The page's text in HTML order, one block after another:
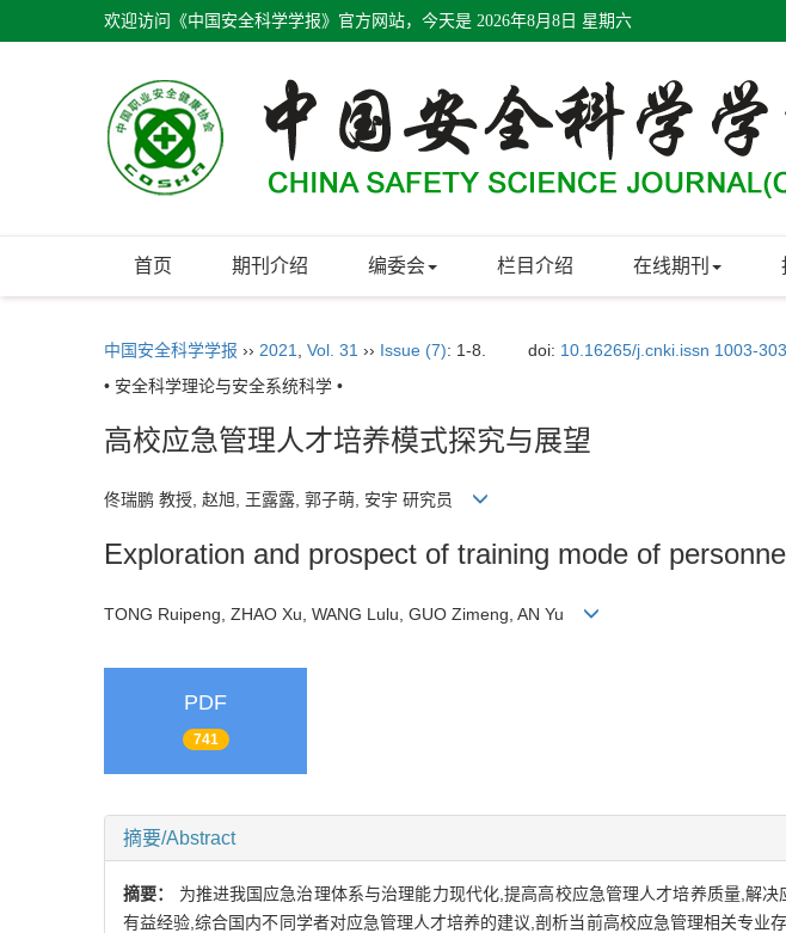
欢迎访问《中国安全科学学报》官方网站，今天是 2026年8月8日 星期六
首页 期刊介绍 编委会 栏目介绍 在线期刊
中国安全科学学报 ›› 2021 Vol. 31 ›› Issue (7): 1-8. doi: 10.16265/j.cnki.issn 1003-
• 安全科学理论与安全系统科学 •
高校应急管理人才培养模式探究与展望
佟瑞鹏 教授, 赵旭, 王露露, 郭子萌, 安宇 研究员
Exploration and prospect of training mode of
TONG Ruipeng, ZHAO Xu, WANG Lulu, GUO Zimeng, AN Yu
PDF
741
摘要/Abstract
摘要： 为推进我国应急治理体系与治理能力现代化,提高高校应急管理人才培养质量,解
有益经验,综合国内不同学者对应急管理人才培养的建议,剖析当前高校应急管理相关专